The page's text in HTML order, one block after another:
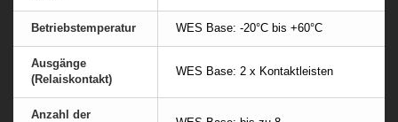
Betriebstemperatur WES Base: -20°C bis +60°C
Ausgänge
(Relaiskontakt)
WES Base: 2 x Kontaktleisten
Anzahl der